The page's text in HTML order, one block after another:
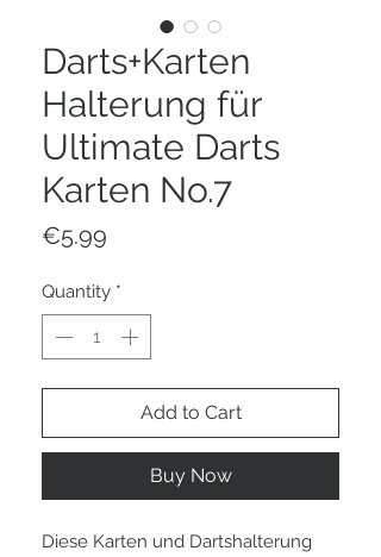
Darts+Karten
Halterung für
Ultimate Darts
Karten No.7
€5.99
Quantity *
Add to Cart
Buy Now
Diese Karten und Dartshalterung